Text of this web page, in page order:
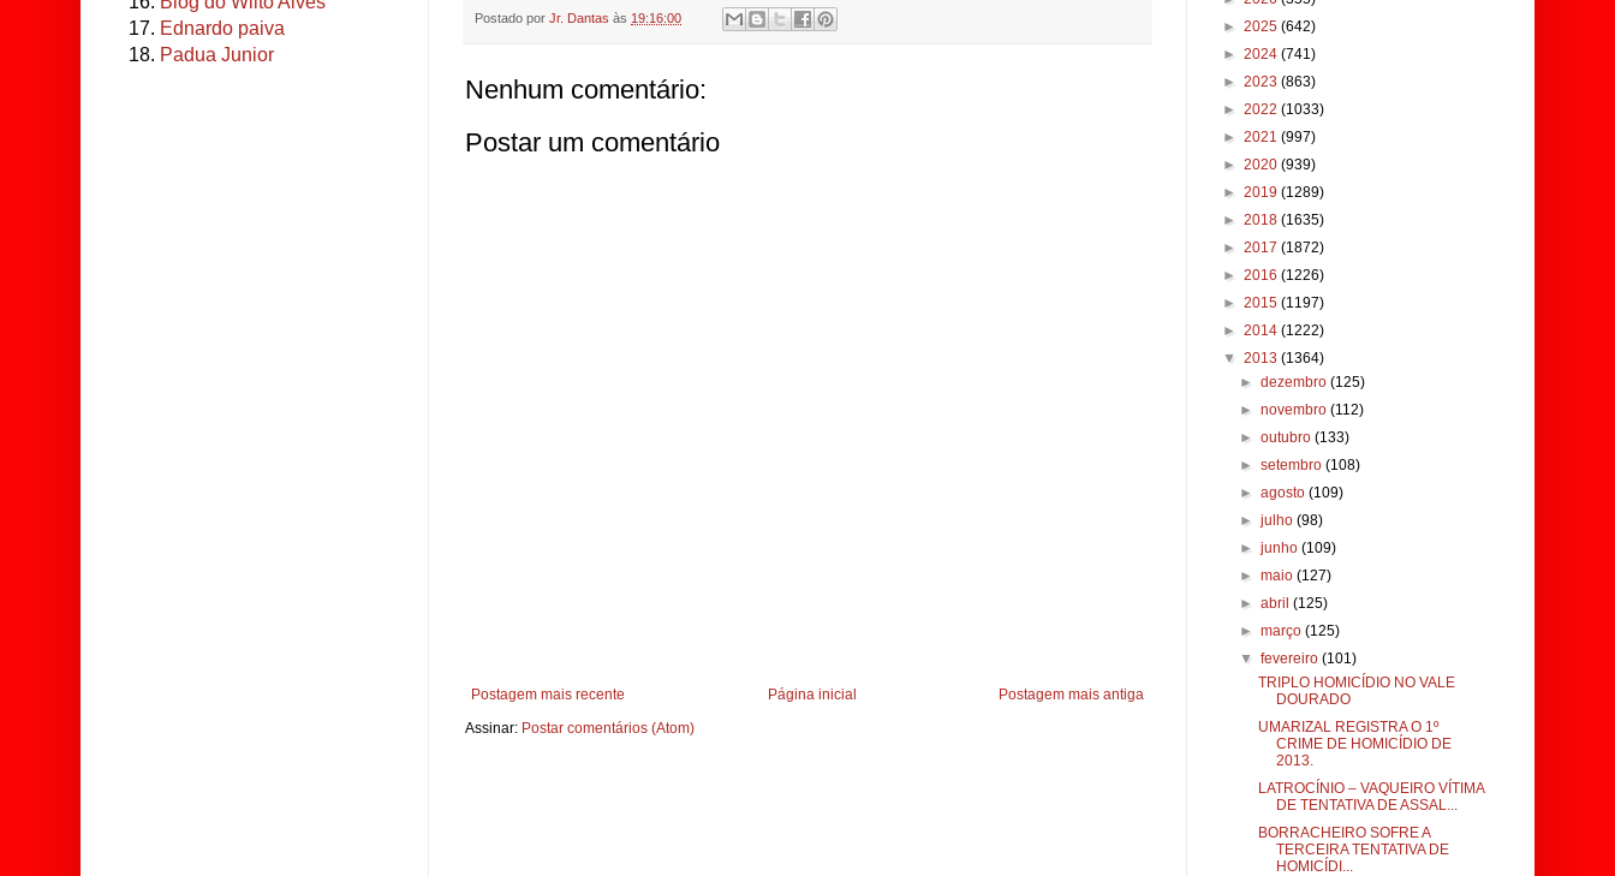
Postado por Jr. Dantas às 19:16:00
Nenhum comentário:
Postar um comentário
Postagem mais recente Postagem mais antiga
Página inicial
Assinar: Postar comentários (Atom)
17. Ednardo paiva
18. Padua Junior
► 2025 (642)
► 2024 (741)
► 2023 (863)
► 2022 (1033)
► 2021 (997)
► 2020 (939)
► 2019 (1289)
► 2018 (1635)
► 2017 (1872)
► 2016 (1226)
► 2015 (1197)
► 2014 (1222)
▼ 2013 (1364)
►dezembro(125)
►novembro(112)
►outubro(133)
►setembro(108)
►agosto(109)
►julho(98)
►junho(109)
►maio(127)
►abril(125)
►março(125)
▼fevereiro(101)
TRIPLO HOMICÍDIO NO VALE
DOURADO
UMARIZAL REGISTRA O 1º
CRIME DE HOMICÍDIO DE
2013.
LATROCÍNIO – VAQUEIRO VÍTIMA
DE TENTATIVA DE ASSAL...
BORRACHEIRO SOFRE A
TERCEIRA TENTATIVA DE
HOMICÍDI...